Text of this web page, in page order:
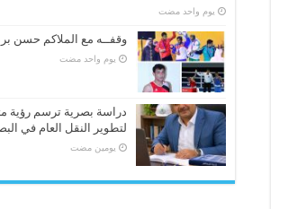
‏يوم واحد مضت
وقفــه مع الملاكم حسن
‏يوم واحد مضت
دراسة بصرية ترسم رؤية
لتطوير النقل العام في
‏يومين مضت